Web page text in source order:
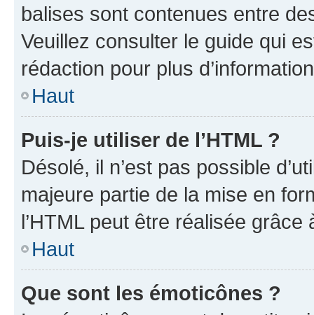
balises sont contenues entre
Veuillez consulter le guide qui
rédaction pour plus
Haut
Puis-je utiliser de l’HTML ?
Désolé, il n’est pas possible
majeure partie de la mise en
l’HTML peut être réalisée grâce
Haut
Que sont les émoticônes ?